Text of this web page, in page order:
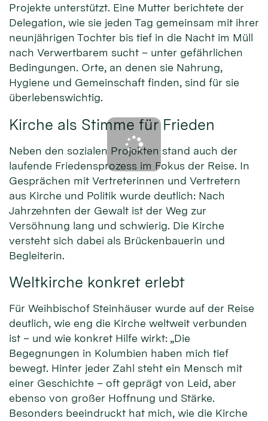
Projekte unterstützt. Eine Mutter berichtete der
Delegation, wie sie jeden Tag gemeinsam mit ihrer
neunjährigen Tochter bis tief in die Nacht im Müll
nach Verwertbarem sucht – unter gefährlichen
Bedingungen. Orte, an denen sie Nahrung,
Hygiene und Gemeinschaft finden, sind für sie
überlebenswichtig.
Kirche als Stimme für Frieden
Neben den sozialen Projekten stand auch der
laufende Friedensprozess im Fokus der Reise. In
Gesprächen mit Vertreterinnen und Vertretern
aus Kirche und Politik wurde deutlich: Nach
Jahrzehnten der Gewalt ist der Weg zur
Versöhnung lang und schwierig. Die Kirche
versteht sich dabei als Brückenbauerin und
Begleiterin.
Weltkirche konkret erlebt
Für Weihbischof Steinhäuser wurde auf der Reise
deutlich, wie eng die Kirche weltweit verbunden
ist – und wie konkret Hilfe wirkt: „Die
Begegnungen in Kolumbien haben mich tief
bewegt. Hinter jeder Zahl steht ein Mensch mit
einer Geschichte – oft geprägt von Leid, aber
ebenso von großer Hoffnung und Stärke.
Besonders beeindruckt hat mich, wie die Kirche